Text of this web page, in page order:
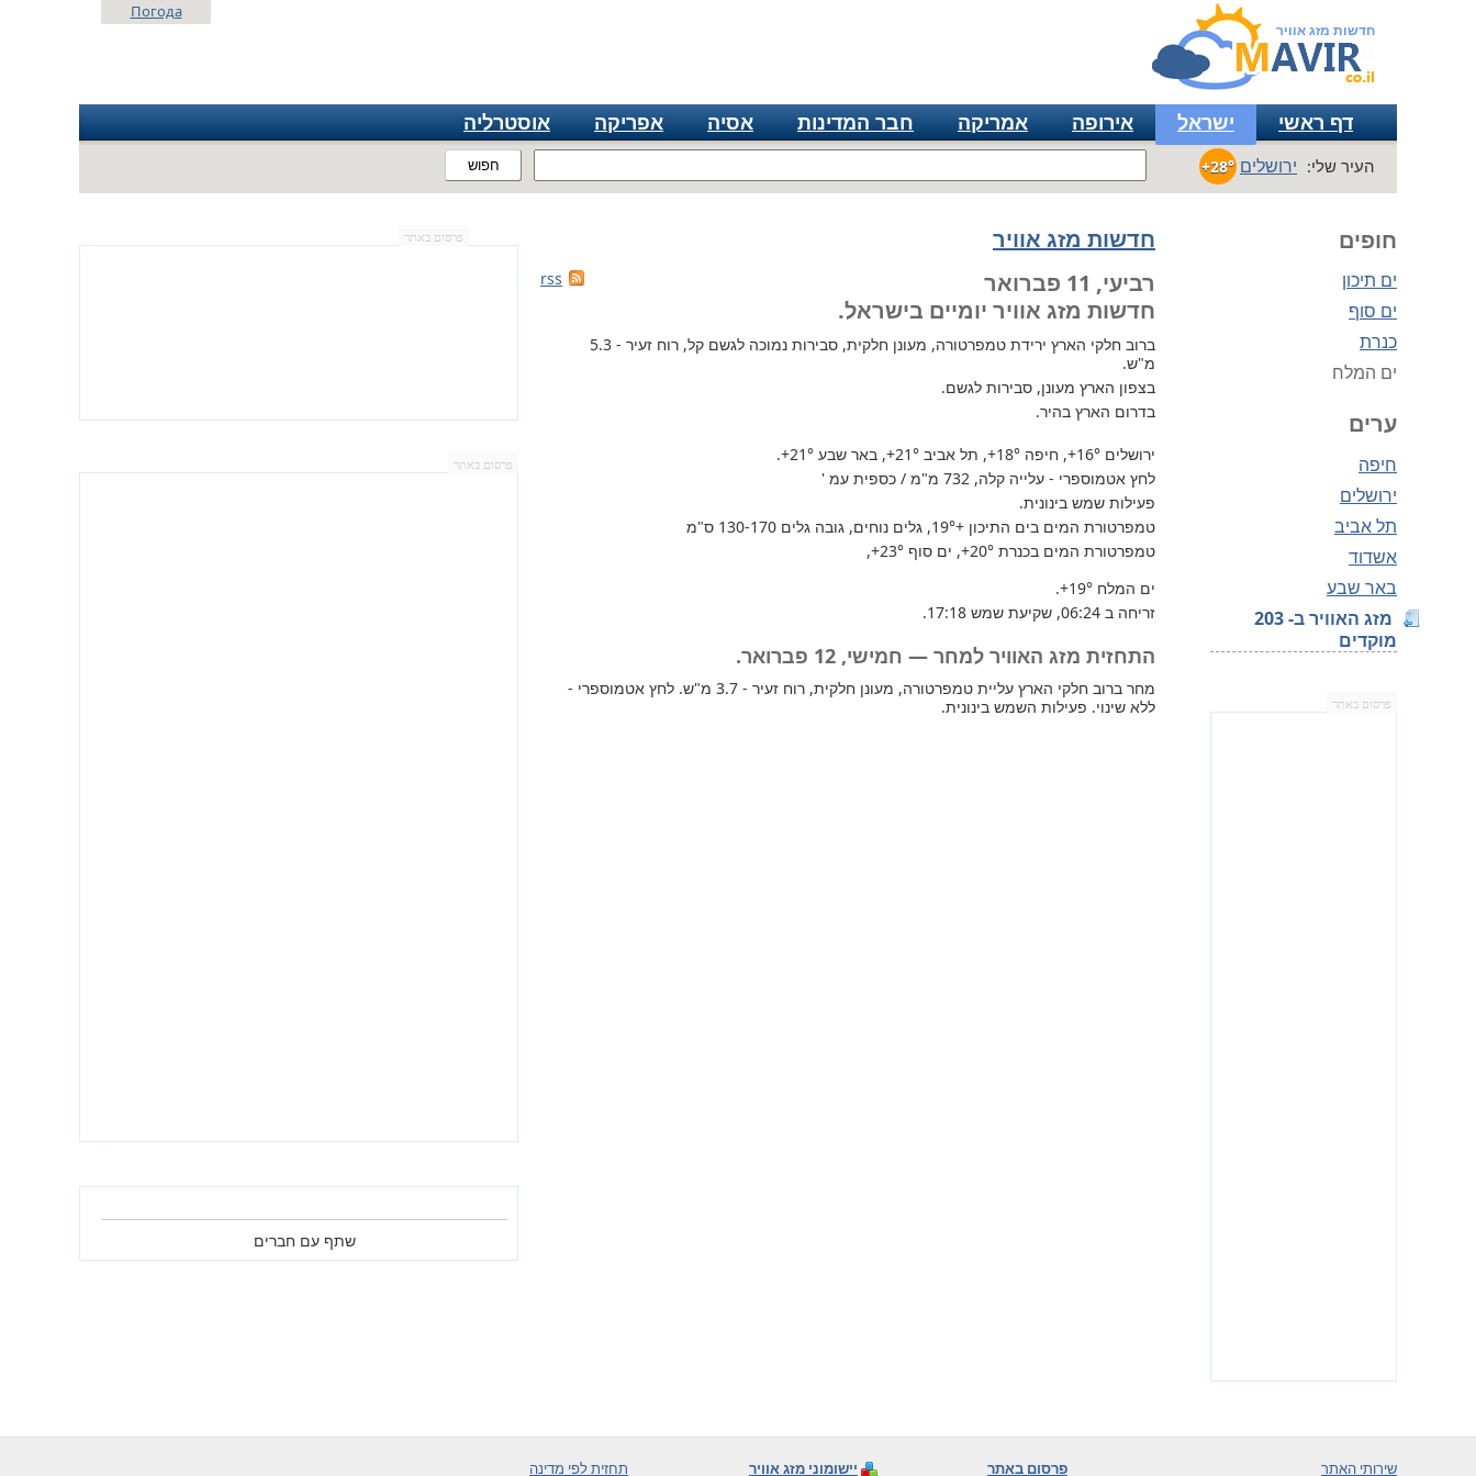
חדשות מזג אוויר
חפוש
Погода
דף ראשי ישראל אירופה אמריקה חבר המדינות אסיה אפריקה אוסטרליה
העיר שלי: ירושלים +28°
חופים
ים תיכון
ים סוף
כנרת
ים המלח
ערים
חיפה
ירושלים
תל אביב
אשדוד
באר שבע
מזג האוויר ב- 203
מוקדים
פרסום באתר
חדשות מזג אוויר
rss
רביעי, 11 פברואר
חדשות מזג אוויר יומיים בישראל.
ברוב חלקי הארץ
ירידת טמפרטורה, מעונן חלקית, סבירות נמוכה לגשם קל, רוח זעיר - 5.3
מ"ש.
בצפון הארץ מעונן, סבירות לגשם.
בדרום הארץ בהיר.
ירושלים +16°, חיפה +18°, תל אביב +21°, באר שבע +21°
.
לחץ אטמוספרי - עלייה קלה, 732 מ"מ / כספית עמ '
פעילות שמש בינונית.
טמפרטורת המים בים התיכון +19°
, גלים נוחים, גובה גלים 130-170 ס"מ
טמפרטורת המים בכנרת +20°, ים סוף +23°
,
ים המלח +19°
.
זריחה ב 06:24, שקיעת שמש 17:18.
התחזית מזג האוויר למחר — חמישי, 12 פברואר.
מחר ברוב חלקי הארץ עליית טמפרטורה, מעונן חלקית, רוח זעיר - 3.7 מ"ש. לחץ אטמוספרי -
ללא שינוי. פעילות השמש בינונית.
פרסום באתר
פרסום באתר
שתף עם חברים
שירותי האתר פרסום באתר יישומוני מזג אוויר תחזית לפי מדינה